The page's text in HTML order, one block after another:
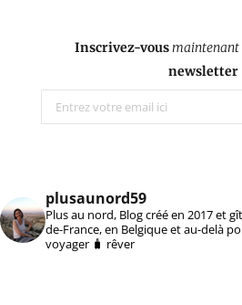
Inscrivez-vousmaintenant
newsletter
plusaunord59
Plus au nord, Blog créé en 2017 et
de-France, en Belgique et au-delà
voyager 🧳 rêver